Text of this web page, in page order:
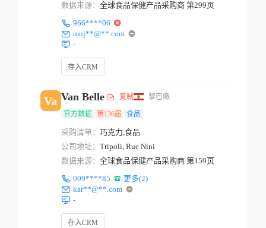
数据来源： 全球食品保健产品采购商 第299页
966****06
muj**@**.com
-
存入CRM
Va Van Belle 复制 黎巴嫩
官方数据 第136届 食品
采购清单： 巧克力,食品
公司地址： Tripoli, Rue Nini
数据来源： 全球食品保健产品采购商 第159页
009****85
更多(2)
kar**@**.com
-
存入CRM